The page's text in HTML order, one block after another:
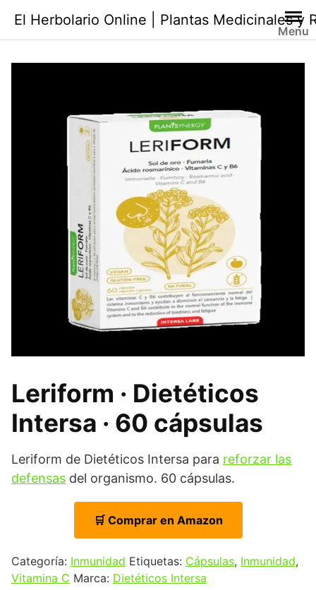
contenido
El Herbolario Online | Plantas Medicinales y
Menu
Leriform · Dietéticos
Intersa · 60 cápsulas
Leriform de Dietéticos Intersa para reforzar las
defensas del organismo. 60 cápsulas.
🛒 Comprar en Amazon
Categoría: Inmunidad Etiquetas: Cápsulas, Inmunidad,
Vitamina C Marca: Dietéticos Intersa